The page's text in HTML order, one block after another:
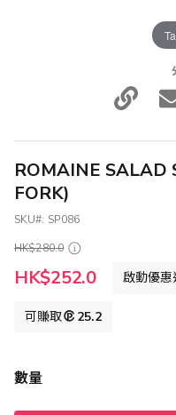
ROMAINE SALAD
FORK)
SKU
SP086
HK$280.0
特
殊
HK$252.0 啟動優惠
可賺取 25.2
數量